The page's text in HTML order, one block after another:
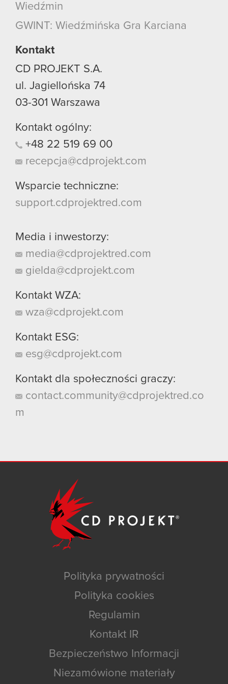
korzystanie z naszej witryny, zgadasz się na
Wiedźmin
GWINT: Wiedźmińska Gra Karciana
Kontakt
CD PROJEKT S.A.
ul. Jagiellońska 74
03-301 Warszawa
Kontakt ogólny:
+48 22 519 69 00
recepcja@cdprojekt.com
Wsparcie techniczne:
support.cdprojektred.com
Media i inwestorzy:
media@cdprojektred.com
gielda@cdprojekt.com
Kontakt WZA:
wza@cdprojekt.com
Kontakt ESG:
esg@cdprojekt.com
Kontakt dla społeczności graczy:
contact.community@cdprojektred.co
m
Polityka prywatności
Polityka cookies
Regulamin
Kontakt IR
Bezpieczeństwo Informacji
Niezamówione materiały